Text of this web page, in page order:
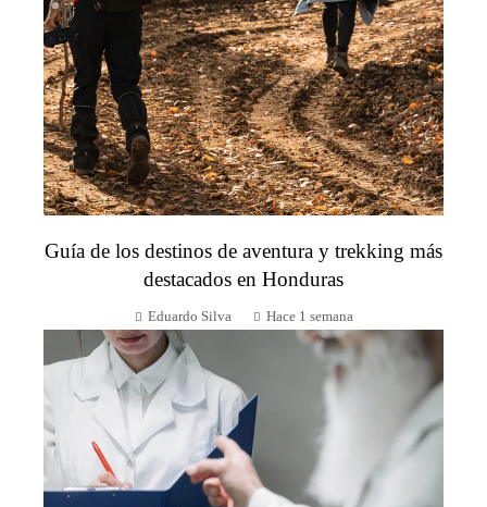
Guía de los destinos de aventura y trekking más
destacados en Honduras
Eduardo Silva Hace 1 semana